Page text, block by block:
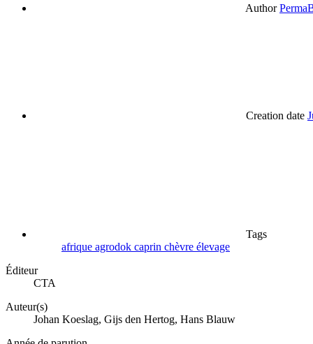
Author
Creation date
Tags
afrique agrodok caprin chèvre élevage
Éditeur
CTA
Auteur(s)
Johan Koeslag, Gijs den Hertog, Hans Blauw